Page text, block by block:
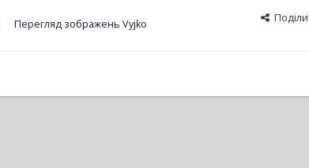
Перегляд зображень Vyjko